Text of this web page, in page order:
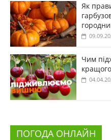
Як
Чим
ПОГОДА ОНЛАЙН